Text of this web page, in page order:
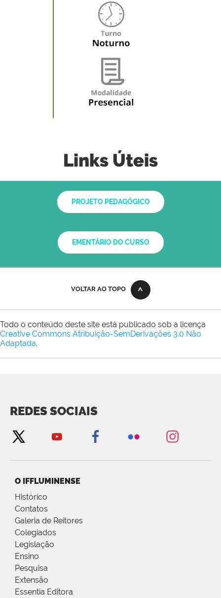
Links Úteis
PROJETO PEDAGÓGICO
EMENTÁRIO DO CURSO
VOLTAR AO TOPO
Todo o conteúdo deste site está publicado sob a licença
Creative Commons Atribuição-SemDerivações 3.0 Não
Adaptada.
REDES SOCIAIS
O IFFLUMINENSE
Histórico
Contatos
Galeria de Reitores
Colegiados
Legislação
Ensino
Pesquisa
Extensão
Essentia Editora